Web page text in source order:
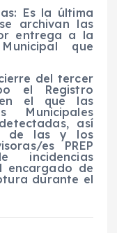
Es la última
archivan las
entrega a la
que
del tercer
el Registro
en el que las
Municipales
así
de las y los
es PREP
incidencias
encargado de
durante el